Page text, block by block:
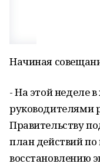
Начиная
- На этой неделе
руководителями
Правительству
план действий
восстановлению